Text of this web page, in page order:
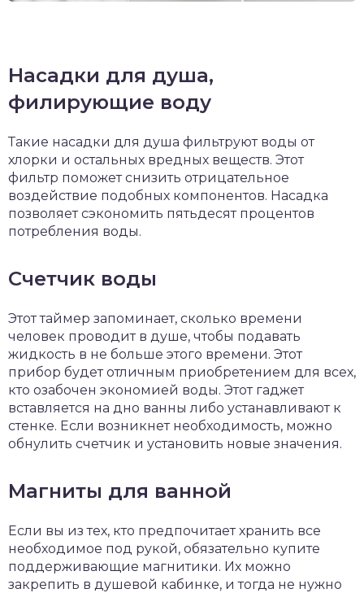
Насадки для душа,
филирующие воду
Такие насадки для душа фильтруют воды от
хлорки и остальных вредных веществ. Этот
фильтр поможет снизить отрицательное
воздействие подобных компонентов. Насадка
позволяет сэкономить пятьдесят процентов
потребления воды.
Счетчик воды
Этот таймер запоминает, сколько времени
человек проводит в душе, чтобы подавать
жидкость в не больше этого времени. Этот
прибор будет отличным приобретением для всех,
кто озабочен экономией воды. Этот гаджет
вставляется на дно ванны либо устанавливают к
стенке. Если возникнет необходимость, можно
обнулить счетчик и установить новые значения.
Магниты для ванной
Если вы из тех, кто предпочитает хранить все
необходимое под рукой, обязательно купите
поддерживающие магнитики. Их можно
закрепить в душевой кабинке, и тогда не нужно